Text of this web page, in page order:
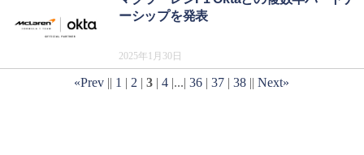
ーシップを発表
2025年1月30日
«Prev || 1 | 2 |3 |4 |...|36 |37 |38 ||Next»